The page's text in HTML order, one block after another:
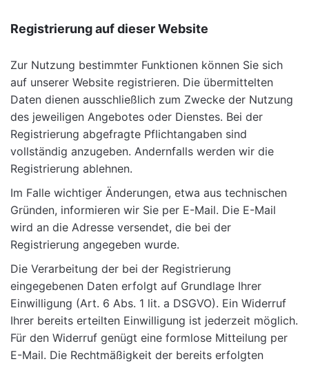
Registrierung auf dieser Website
Zur Nutzung bestimmter Funktionen können Sie sich
auf unserer Website registrieren. Die übermittelten
Daten dienen ausschließlich zum Zwecke der Nutzung
des jeweiligen Angebotes oder Dienstes. Bei der
Registrierung abgefragte Pflichtangaben sind
vollständig anzugeben. Andernfalls werden wir die
Registrierung ablehnen.
Im Falle wichtiger Änderungen, etwa aus technischen
Gründen, informieren wir Sie per E-Mail. Die E-Mail
wird an die Adresse versendet, die bei der
Registrierung angegeben wurde.
Die Verarbeitung der bei der Registrierung
eingegebenen Daten erfolgt auf Grundlage Ihrer
Einwilligung (Art. 6 Abs. 1 lit. a DSGVO). Ein Widerruf
Ihrer bereits erteilten Einwilligung ist jederzeit möglich.
Für den Widerruf genügt eine formlose Mitteilung per
E-Mail. Die Rechtmäßigkeit der bereits erfolgten